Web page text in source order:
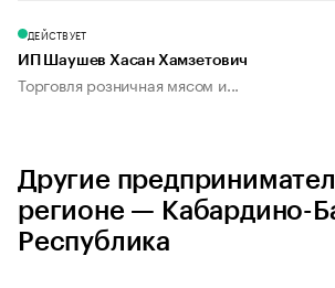
ДЕЙСТВУЕТ
ИП Шаушев Хасан Хамзетович
Торговля розничная мясом и...
Другие
регионе — Кабардино-
Республика